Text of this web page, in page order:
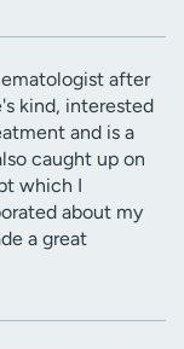
after
kind, interested
and is a
caught up on
which I
about my
a great